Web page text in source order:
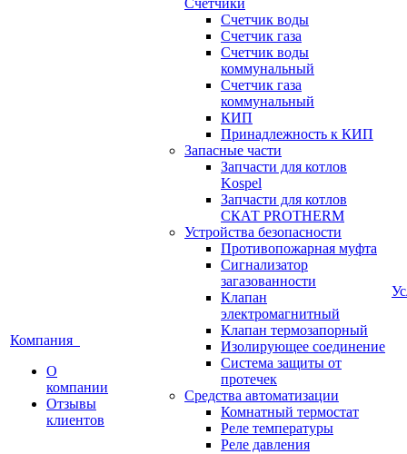
Компания
О
компании
Отзывы
клиентов
Счетчики
Счетчик воды
Счетчик газа
Счетчик воды
коммунальный
Счетчик газа
коммунальный
КИП
Принадлежность к КИП
Запасные части
Запчасти для котлов
Kospel
Запчасти для котлов
СКАТ PROTHERM
Устройства безопасности
Противопожарная муфта
Сигнализатор
загазованности
Клапан
электромагнитный
Клапан термозапорный
Изолирующее соединение
Система защиты от
протечек
Средства автоматизации
Комнатный термостат
Реле температуры
Реле давления